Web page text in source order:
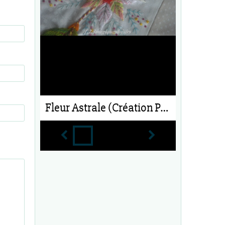
Fleur Astrale (Création Perso)